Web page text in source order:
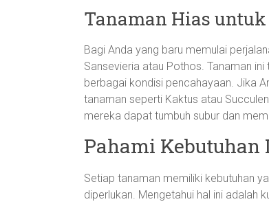
Tanaman Hias
Bagi Anda yang baru memulai
Sansevieria atau Pothos. Tanaman
berbagai kondisi pencahayaan. Jika
tanaman seperti Kaktus atau
mereka dapat tumbuh subur dan
Pahami Kebutuhan
Setiap tanaman memiliki kebutuhan
diperlukan. Mengetahui hal ini adalah